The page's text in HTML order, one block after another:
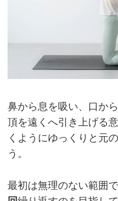
鼻から息を吸い、口か
頂を遠くへ引き上げる
くようにゆっくりと元
う。
最初は無理のない範囲